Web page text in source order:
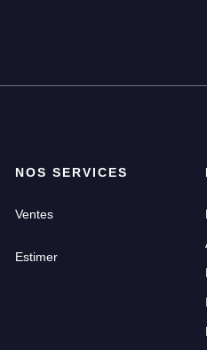
NOS SERVICES
Ventes
Estimer